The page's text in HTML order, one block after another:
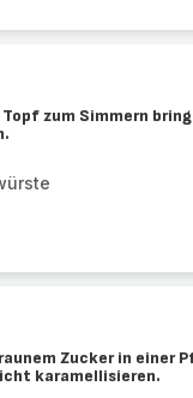
Topf zum Simmern
Zucker in einer
karamellisieren.